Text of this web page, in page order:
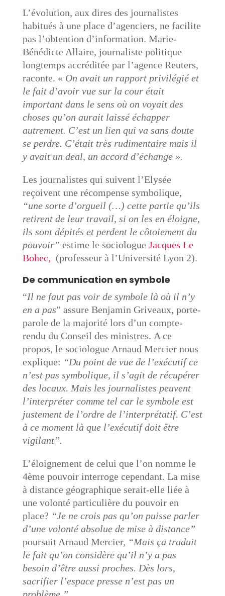
L’évolution, aux dires des journalistes
habitués à une place d’agenciers, ne facilite
pas l’obtention d’information. Marie-
Bénédicte Allaire, journaliste politique
longtemps accréditée par l’agence Reuters,
raconte. « On avait un rapport privilégié et
le fait d’avoir vue sur la cour était
important dans le sens où on voyait des
choses qu’on aurait laissé échapper
autrement. C’est un lien qui va sans doute
se perdre. C’était très rudimentaire mais il
y avait un deal, un accord d’échange ».
Les journalistes qui suivent l’Elysée
reçoivent une récompense symbolique,
“une sorte d’orgueil (…) cette partie qu’ils
retirent de leur travail, si on les en éloigne,
ils sont dépités et perdent le côtoiement du
pouvoir” estime le sociologue Jacques Le
Bohec, (professeur à l’Université Lyon 2).
De communication en symbole
“Il ne faut pas voir de symbole là où il n’y
en a pas” assure Benjamin Griveaux, porte-
parole de la majorité lors d’un compte-
rendu du Conseil des ministres. A ce
propos, le sociologue Arnaud Mercier nous
explique: “Du point de vue de l’exécutif ce
n’est pas symbolique, il s’agit de récupérer
des locaux. Mais les journalistes peuvent
l’interpréter comme tel car le symbole est
justement de l’ordre de l’interprétatif. C’est
à ce moment là que l’exécutif doit être
vigilant”.
L’éloignement de celui que l’on nomme le
4ème pouvoir interroge cependant. La mise
à distance géographique serait-elle liée à
une volonté particulière du pouvoir en
place? “Je ne crois pas qu’on puisse parler
d’une volonté absolue de mise à distance”
poursuit Arnaud Mercier, “Mais ça traduit
le fait qu’on considère qu’il n’y a pas
besoin d’être aussi proches. Dès lors,
sacrifier l’espace presse n’est pas un